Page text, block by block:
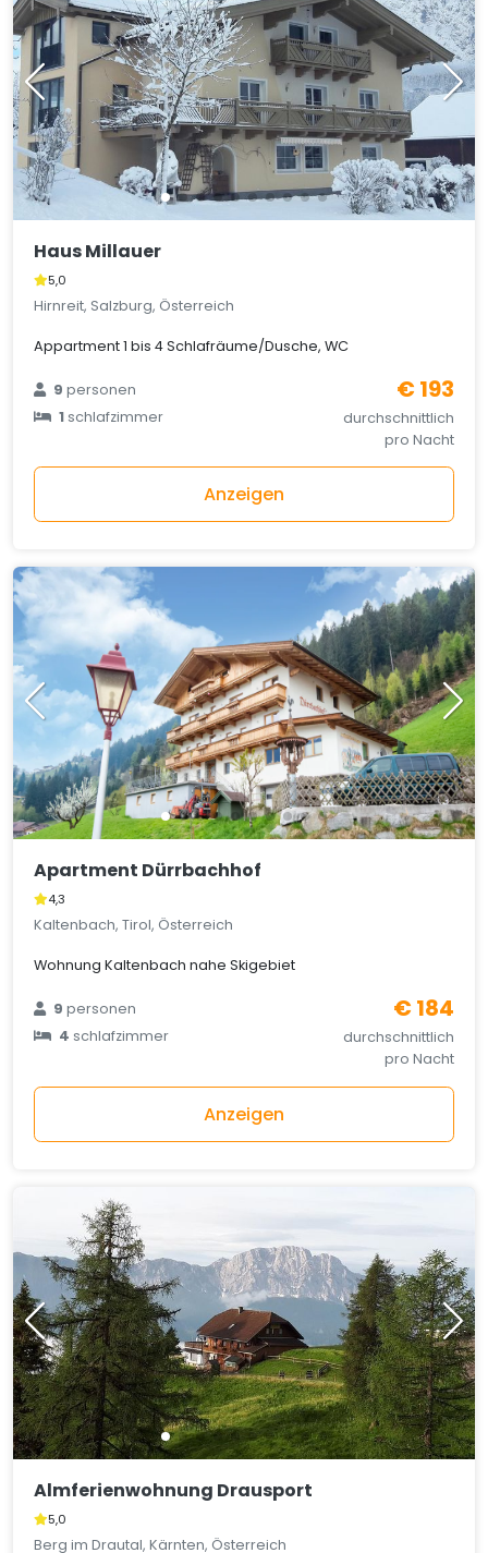
Haus Millauer
5,0
Hirnreit, Salzburg, Österreich
Appartment 1 bis 4 Schlafräume/Dusche, WC
9personen
1schlafzimmer
€ 193
durchschnittlich
pro Nacht
Anzeigen
Apartment Dürrbachhof
4,3
Kaltenbach, Tirol, Österreich
Wohnung Kaltenbach nahe Skigebiet
9personen
4schlafzimmer
€ 184
durchschnittlich
pro Nacht
Anzeigen
Almferienwohnung Drausport
5,0
Berg im Drautal, Kärnten, Österreich